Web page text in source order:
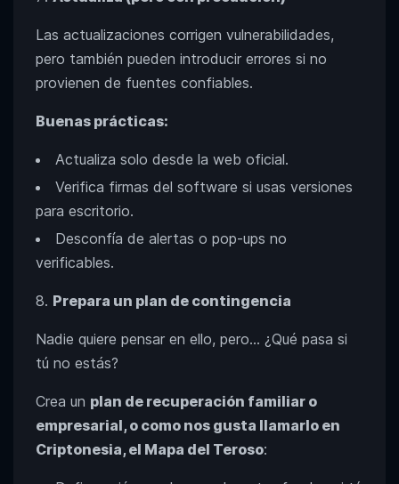
Las actualizaciones corrigen vulnerabilidades,
pero también pueden introducir errores si no
provienen de fuentes confiables.
Buenas prácticas:
Actualiza solo desde la web oficial.
Verifica firmas del software si usas versiones
para escritorio.
Desconfía de alertas o pop-ups no
verificables.
Prepara un plan de contingencia
Nadie quiere pensar en ello, pero… ¿Qué pasa si
tú no estás?
Crea un plan de recuperación familiar o
empresarial, o como nos gusta llamarlo en
Criptonesia, el Mapa del Teroso: